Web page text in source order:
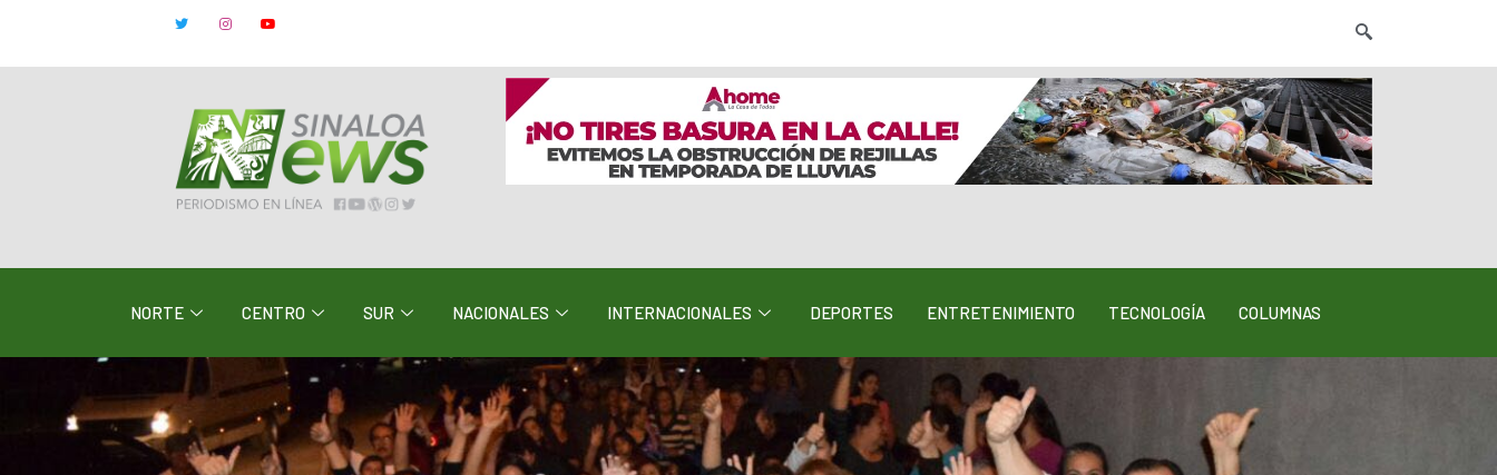
NORTE CENTRO SUR NACIONALES INTERNACIONALES DEPORTES ENTRETENIMIENTO TECNOLOGÍA COLUMNAS